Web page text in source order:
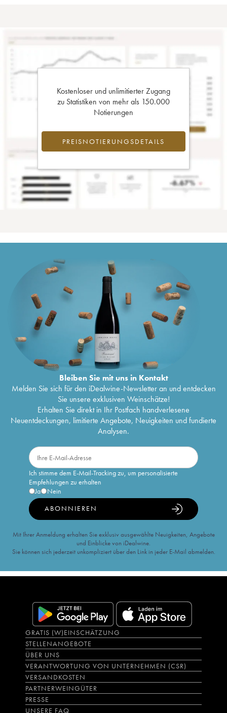
Kostenloser und unlimitierter Zugang
zu Statistiken von mehr als 150.000
Notierungen
PREISNOTIERUNGSDETAILS
Bleiben Sie mit uns in Kontakt
Melden Sie sich für den iDealwine-Newsletter an und entdecken
Sie unsere exklusiven Weinschätze!
Erhalten Sie direkt in Ihr Postfach handverlesene
Neuentdeckungen, limitierte Angebote, Neuigkeiten und fundierte
Analysen.
Ich stimme dem E-Mail-Tracking zu, um personalisierte
Empfehlungen zu erhalten
Ja
Nein
ABONNIEREN
Mit Ihrer Anmeldung erhalten Sie exklusiv ausgewählte Neuigkeiten, Angebote
und Einblicke von iDealwine.
Sie können sich jederzeit unkompliziert über den Link in jeder E-Mail abmelden.
GRATIS (W)EINSCHÄTZUNG
STELLENANGEBOTE
ÜBER UNS
VERANTWORTUNG VON UNTERNEHMEN (CSR)
VERSANDKOSTEN
PARTNERWEINGÜTER
PRESSE
UNSERE FAQ